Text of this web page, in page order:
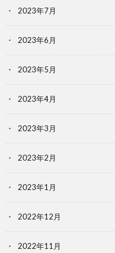
2023年7月
2023年6月
2023年5月
2023年4月
2023年3月
2023年2月
2023年1月
2022年12月
2022年11月